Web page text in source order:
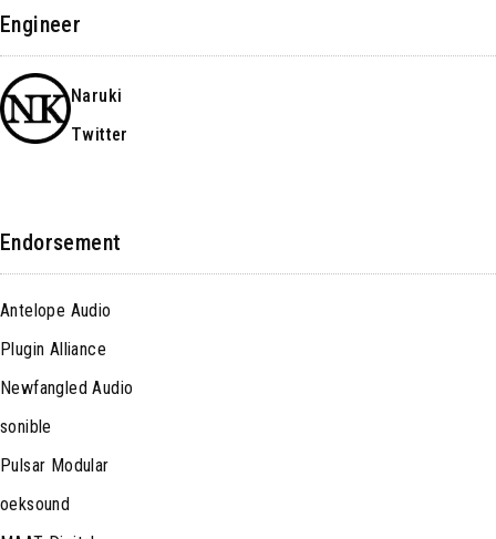
Engineer
Naruki
Twitter
Endorsement
Antelope Audio
Plugin Alliance
Newfangled Audio
sonible
Pulsar Modular
oeksound